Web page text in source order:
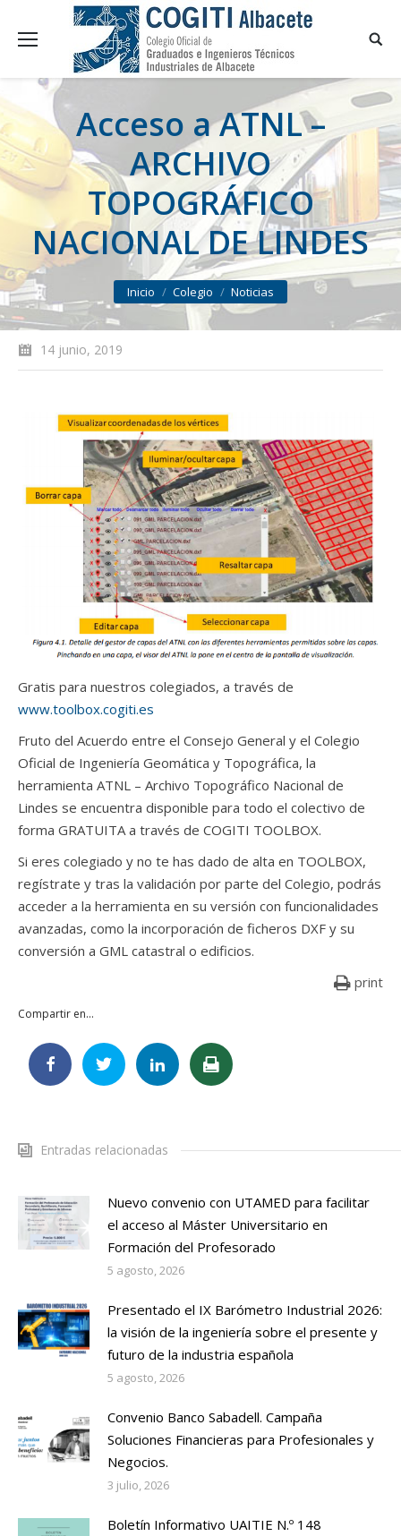
Acceso a ATNL –
ARCHIVO
TOPOGRÁFICO
NACIONAL DE LINDES
You are here:
Inicio Colegio Noticias
14 junio, 2019
Gratis para nuestros colegiados, a través de
www.toolbox.cogiti.es
Fruto del Acuerdo entre el Consejo General y el Colegio
Oficial de Ingeniería Geomática y Topográfica, la
herramienta ATNL – Archivo Topográfico Nacional de
Lindes se encuentra disponible para todo el colectivo de
forma GRATUITA a través de COGITI TOOLBOX.
Si eres colegiado y no te has dado de alta en TOOLBOX,
regístrate y tras la validación por parte del Colegio, podrás
acceder a la herramienta en su versión con funcionalidades
avanzadas, como la incorporación de ficheros DXF y su
conversión a GML catastral o edificios.
print
Compartir en...
Entradas relacionadas
Nuevo convenio con UTAMED para facilitar
el acceso al Máster Universitario en
Formación del Profesorado
5 agosto, 2026
Presentado el IX Barómetro Industrial 2026:
la visión de la ingeniería sobre el presente y
futuro de la industria española
5 agosto, 2026
Convenio Banco Sabadell. Campaña
Soluciones Financieras para Profesionales y
Negocios.
3 julio, 2026
Boletín Informativo UAITIE N.º 148